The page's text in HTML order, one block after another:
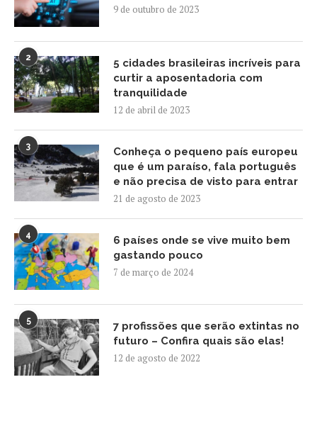
9 de outubro de 2023
2
5 cidades brasileiras incríveis para
curtir a aposentadoria com
tranquilidade
12 de abril de 2023
3
Conheça o pequeno país europeu
que é um paraíso, fala português
e não precisa de visto para entrar
21 de agosto de 2023
4
6 países onde se vive muito bem
gastando pouco
7 de março de 2024
5
7 profissões que serão extintas no
futuro – Confira quais são elas!
12 de agosto de 2022